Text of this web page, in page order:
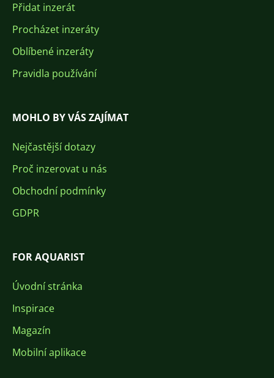
Přidat inzerát
Procházet inzeráty
Oblíbené inzeráty
Pravidla používání
MOHLO BY VÁS ZAJÍMAT
Nejčastější dotazy
Proč inzerovat u nás
Obchodní podmínky
GDPR
FOR AQUARIST
Úvodní stránka
Inspirace
Magazín
Mobilní aplikace